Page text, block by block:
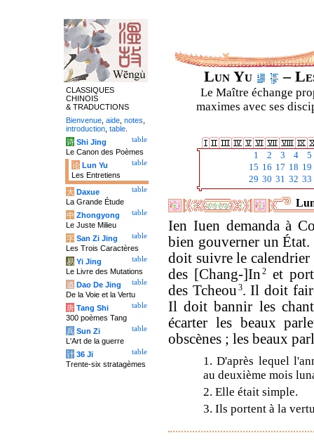
Lun Yu –
Le Maître échange
maximes avec ses
1 2 3 4
5
15 16 17 18 19
29 30 31 32 33
Ien Iuen demanda à
bien gouverner un
doit suivre le calendrier
des [Chang-]In 2
et
des Tcheou 3. Il doit
Il doit bannir les
écarter les beaux
obscènes ; les beaux
1. D'après lequel
au deuxième mois
2. Elle était simple.
3. Ils portent à la
CLASSIQUES
CHINOIS
& TRADUCTIONS
Bienvenue aide notes
introduction table
table
诗 Shi Jing
Le Canon des Poèmes
table
论 Lun Yu
Les Entretiens
table
大 Daxue
La Grande Étude
table
中 Zhongyong
Le Juste Milieu
table
字 San Zi Jing
Les Trois Caractères
table
易 Yi Jing
Le Livre des Mutations
table
道 Dao De Jing
De la Voie et la Vertu
table
唐 Tang Shi
300 poèmes Tang
table
兵 Sun Zi
L'Art de la guerre
table
计 36 Ji
Trente-six stratagèmes